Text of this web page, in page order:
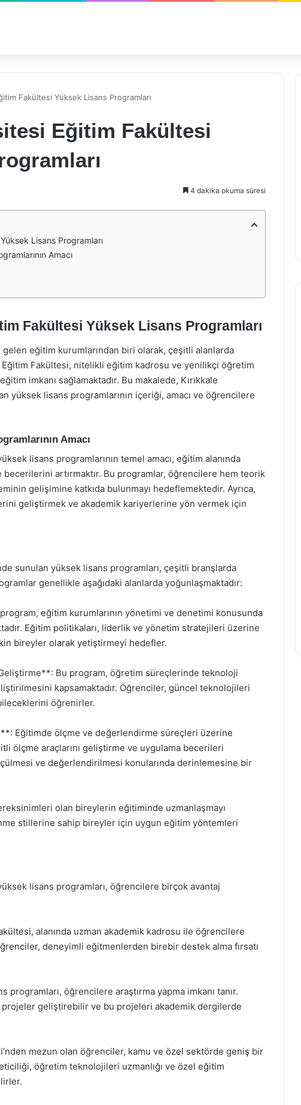
Fakültesi Yüksek Lisans Programları
Eğitim Fakültesi
4 dakika okuma süresi
Lisans Programları
Amacı
Fakültesi Yüksek Lisans Programları
gelen eğitim kurumlarından biri olarak, çeşitli alanlarda
Eğitim Fakültesi, nitelikli eğitim kadrosu ve yenilikçi öğretim
imkanı sağlamaktadır. Bu makalede, Kırıkkale
yüksek lisans programlarının içeriği, amacı ve öğrencilere
Amacı
lisans programlarının temel amacı, eğitim alanında
artırmaktır. Bu programlar, öğrencilere hem teorik
gelişimine katkıda bulunmayı hedeflemektedir. Ayrıca,
geliştirmek ve akademik kariyerlerine yön vermek için
sunulan yüksek lisans programları, çeşitli branşlarda
genellikle aşağıdaki alanlarda yoğunlaşmaktadır:
eğitim kurumlarının yönetimi ve denetimi konusunda
Eğitim politikaları, liderlik ve yönetim stratejileri üzerine
bireyler olarak yetiştirmeyi hedefler.
Bu program, öğretim süreçlerinde teknoloji
kapsamaktadır. Öğrenciler, güncel teknolojileri
öğrenirler.
Eğitimde ölçme ve değerlendirme süreçleri üzerine
ölçme araçlarını geliştirme ve uygulama becerileri
ve değerlendirilmesi konularında derinlemesine bir
olan bireylerin eğitiminde uzmanlaşmayı
stillerine sahip bireyler için uygun eğitim yöntemleri
lisans programları, öğrencilere birçok avantaj
alanında uzman akademik kadrosu ile öğrencilere
deneyimli eğitmenlerden birebir destek alma fırsatı
programları, öğrencilere araştırma yapma imkanı tanır.
projeler geliştirebilir ve bu projeleri akademik dergilerde
mezun olan öğrenciler, kamu ve özel sektörde geniş bir
öğretim teknolojileri uzmanlığı ve özel eğitim